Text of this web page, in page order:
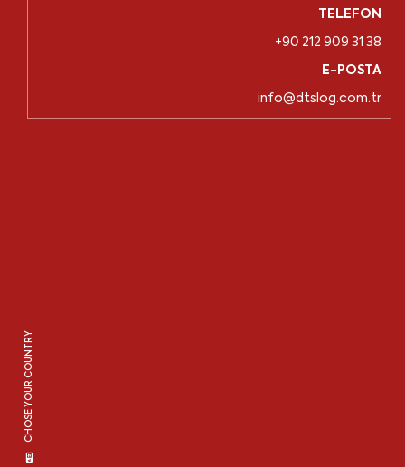
TELEFON
+90 212 909 31 38
E-POSTA
info@dtslog.com.tr
CHOSE YOUR COUNTRY